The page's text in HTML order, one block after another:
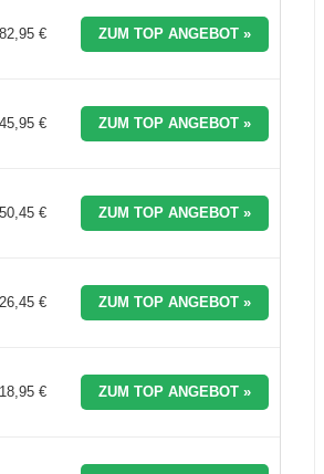
82,95 € ZUM TOP ANGEBOT »
45,95 € ZUM TOP ANGEBOT »
50,45 € ZUM TOP ANGEBOT »
26,45 € ZUM TOP ANGEBOT »
18,95 € ZUM TOP ANGEBOT »